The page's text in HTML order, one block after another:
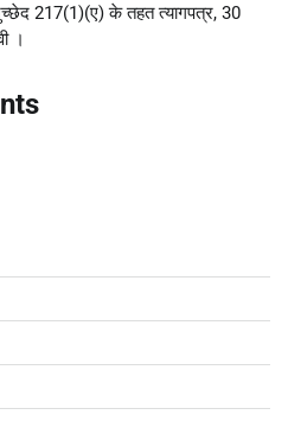
217(1)(ए) के तहत त्यागपत्र, 30
।